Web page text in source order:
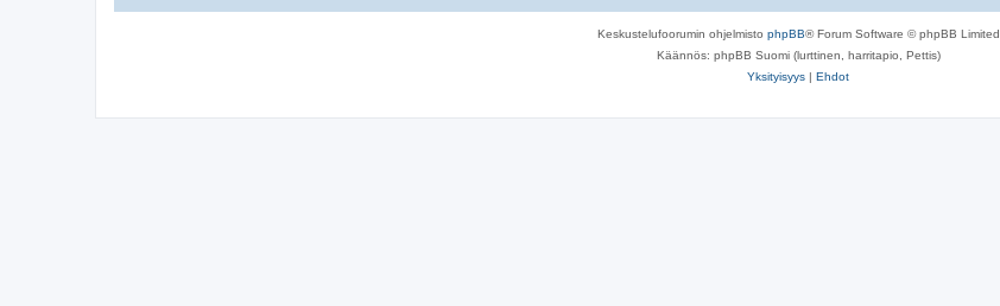
Keskustelufoorumin ohjelmisto phpBB® Forum Software © phpBB Limited
Käännös: phpBB Suomi (lurttinen, harritapio, Pettis)
Yksityisyys | Ehdot